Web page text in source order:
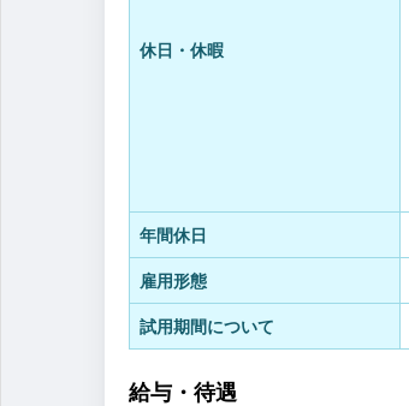
休日・休暇
年間休日
雇用形態
試用期間について
給与・待遇